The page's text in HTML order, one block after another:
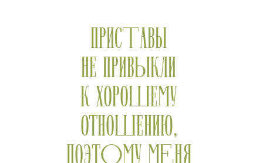
ПРИСТАВЫ
НЕ ПРИВЫКЛИ
К ХОРОШЕМУ
ОТНОШЕНИЮ,
ПОЭТОМУ МЕНЯ